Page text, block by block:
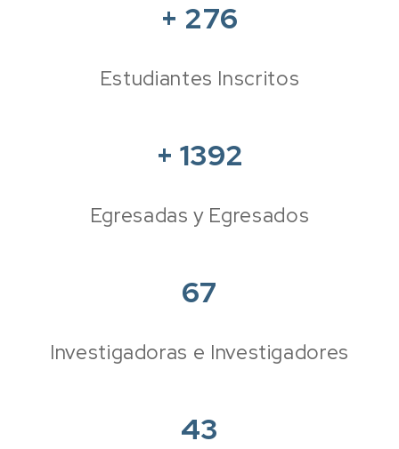
+ 276
Estudiantes Inscritos
+ 1392
Egresadas y Egresados
67
Investigadoras e Investigadores
43